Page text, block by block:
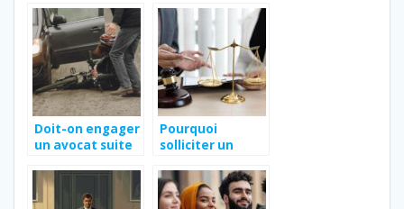
une voiture de
plus de 30 ans ?
indispensable
pour les
entreprises en
France
Doit-on engager
un avocat suite
la route ?
Pourquoi
solliciter un
du travail